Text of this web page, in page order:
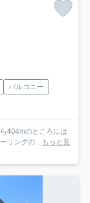
バルコニー
404mのところには
リングの... もっと見